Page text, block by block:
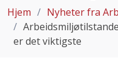
Hjem
Nyheter fra
er det viktigste